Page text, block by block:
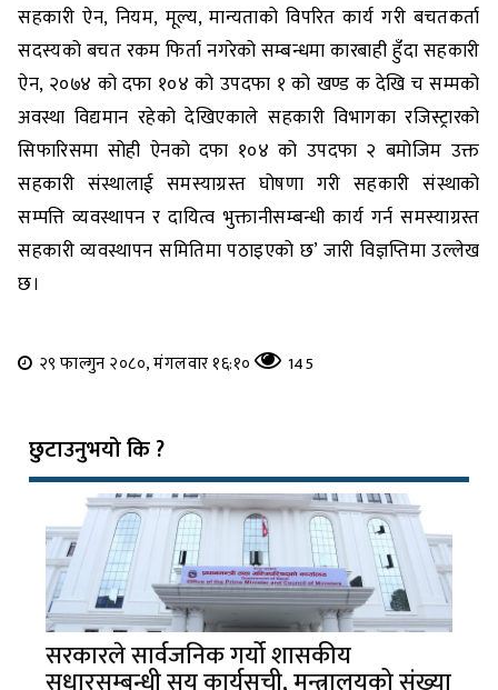
सहकारी ऐन, नियम, मूल्य, मान्यताको विपरित कार्य गरी बचतकर्ता
सदस्यको बचत रकम फिर्ता नगरेको सम्बन्धमा कारबाही हुँदा सहकारी
ऐन, २०७४ को दफा १०४ को उपदफा १ को खण्ड क देखि च सम्मको
अवस्था विद्यमान रहेको देखिएकाले सहकारी विभागका रजिस्ट्रारको
सिफारिसमा सोही ऐनको दफा १०४ को उपदफा २ बमोजिम उक्त
सहकारी संस्थालाई समस्याग्रस्त घोषणा गरी सहकारी संस्थाको
सम्पत्ति व्यवस्थापन र दायित्व भुक्तानीसम्बन्धी कार्य गर्न समस्याग्रस्त
सहकारी व्यवस्थापन समितिमा पठाइएको छ’ जारी विज्ञप्तिमा उल्लेख
छ।
२९ फाल्गुन २०८०, मंगलवार १६:१० 145
छुटाउनुभयो कि ?
सरकारले सार्वजनिक गर्यो शासकीय